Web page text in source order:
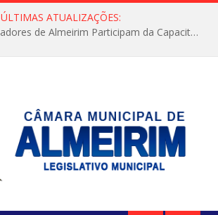
ÚLTIMAS ATUALIZAÇÕES:
Servidores e Vereadores de Almeirim Participam da Capacitação “Orientar é a Nossa Missão”